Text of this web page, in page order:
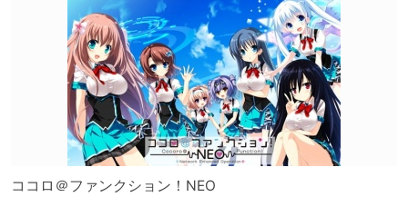
ココロ＠ファンクション！NEO